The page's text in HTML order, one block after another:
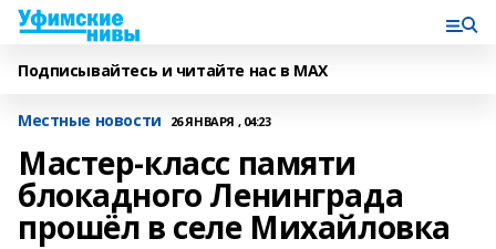
Подписывайтесь и читайте нас в MAX
Местные новости 26 ЯНВАРЯ , 04:23
Мастер-класс памяти
блокадного Ленинграда
прошёл в селе Михайловка